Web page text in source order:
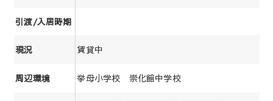
引渡/入居時期
現況 賃貸中
周辺環境 挙母小学校 崇化館中学校